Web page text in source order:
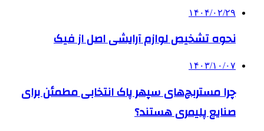
۱۴۰۴/۰۲/۲۹
نحوه تشخیص لوازم آرایشی اصل از فیک
۱۴۰۳/۱۰/۰۷
چرا مستربچ‌های سپهر پاک انتخابی مطمئن برای
صنایع پلیمری هستند؟